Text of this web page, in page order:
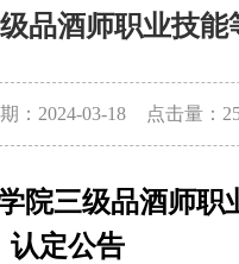
品酒师职业技能
：2024-03-18 点击量：
院三级品酒师职
认定公告